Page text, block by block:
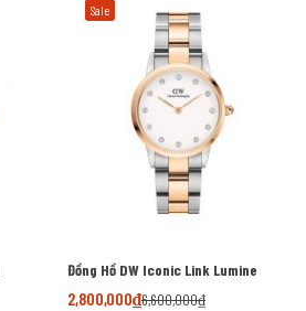
Sale
Đồng Hồ DW Iconic Link Lumine
2,800,000₫6,600,000₫